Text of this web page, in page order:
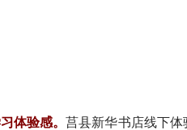
体验感。莒县新华书店线下